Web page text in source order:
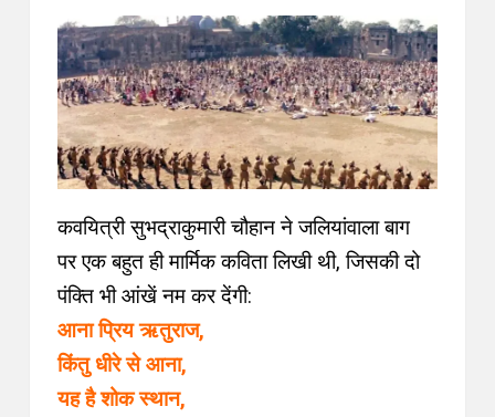
कवयित्री सुभद्राकुमारी चौहान ने जलियांवाला बाग
पर एक बहुत ही मार्मिक कविता लिखी थी, जिसकी दो
पंक्ति भी आंखें नम कर देंगी:
आना प्रिय ऋतुराज,
किंतु धीरे से आना,
यह है शोक स्थान,